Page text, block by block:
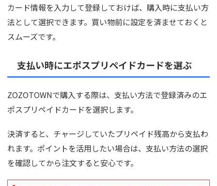
カード情報を入力して登録しておけば、購入時に支払い方
法として選択できます。買い物前に設定を済ませておくと
スムーズです。
支払い時にエポスプリペイドカードを選ぶ
ZOZOTOWNで購入する際は、支払い方法で登録済みのエ
ポスプリペイドカードを選択します。
決済すると、チャージしていたプリペイド残高から支払わ
れます。ポイントを活用したい場合は、支払い方法の選択
を確認してから注文すると安心です。